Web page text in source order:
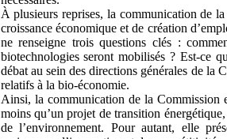
À plusieurs reprises, la communication de
croissance économique et de création
ne renseigne trois questions clés :
biotechnologies seront mobilisés ? Est-ce
débat au sein des directions générales de la
relatifs à la bio-économie.
Ainsi, la communication de la Commission
moins qu’un projet de transition
de l’environnement. Pour autant, elle